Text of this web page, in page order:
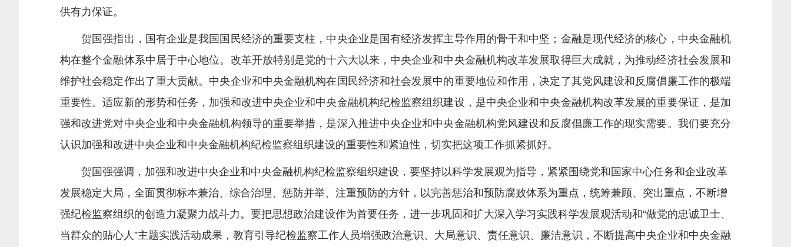
供有力保证。
贺国强指出，国有企业是我国国民经济的重要支柱，中央企业是国有经济发挥主导作用的骨干和中坚；金融是现代经济的核心，中央金融机
构在整个金融体系中居于中心地位。改革开放特别是党的十六大以来，中央企业和中央金融机构改革发展取得巨大成就，为推动经济社会发展和
维护社会稳定作出了重大贡献。中央企业和中央金融机构在国民经济和社会发展中的重要地位和作用，决定了其党风建设和反腐倡廉工作的极端
重要性。适应新的形势和任务，加强和改进中央企业和中央金融机构纪检监察组织建设，是中央企业和中央金融机构改革发展的重要保证，是加
强和改进党对中央企业和中央金融机构领导的重要举措，是深入推进中央企业和中央金融机构党风建设和反腐倡廉工作的现实需要。我们要充分
认识加强和改进中央企业和中央金融机构纪检监察组织建设的重要性和紧迫性，切实把这项工作抓紧抓好。
贺国强强调，加强和改进中央企业和中央金融机构纪检监察组织建设，要坚持以科学发展观为指导，紧紧围绕党和国家中心任务和企业改革
发展稳定大局，全面贯彻标本兼治、综合治理、惩防并举、注重预防的方针，以完善惩治和预防腐败体系为重点，统筹兼顾、突出重点，不断增
强纪检监察组织的创造力凝聚力战斗力。要把思想政治建设作为首要任务，进一步巩固和扩大深入学习实践科学发展观活动和“做党的忠诚卫士、
当群众的贴心人”主题实践活动成果，教育引导纪检监察工作人员增强政治意识、大局意识、责任意识、廉洁意识，不断提高中央企业和中央金融